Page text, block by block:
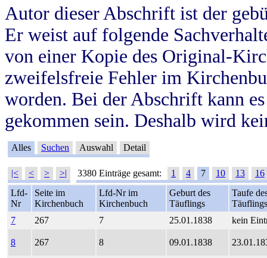
Autor dieser Abschrift ist der
Er weist auf folgende
von einer Kopie des Original-
zweifelsfreie Fehler im
worden. Bei der Abschrift kann
gekommen sein. Deshalb wird
Alles Suchen Auswahl Detail
|< < > >| 3380 Einträge gesamt: 1 4 7 10 13
16
Lfd-
Nr
Seite im
Kirchenbuch
Lfd-Nr im
Kirchenbuch
Geburt des
Täuflings
Taufe
Täuflings
7
267 7 25.01.1838 kein
8 267 8 09.01.1838